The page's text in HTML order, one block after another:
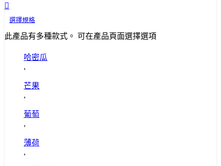
選擇規格
此產品有多種款式。 可在產品頁面選擇選項
哈密瓜
,
芒果
,
葡萄
,
薄荷
,